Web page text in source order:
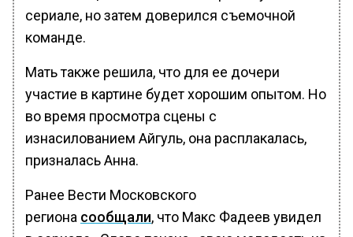
сериале, но затем доверился съемочной
команде.
Мать также решила, что для ее дочери
участие в картине будет хорошим опытом. Но
во время просмотра сцены с
изнасилованием Айгуль, она расплакалась,
призналась Анна.
Ранее Вести Московского
региона сообщали, что Макс Фадеев увидел